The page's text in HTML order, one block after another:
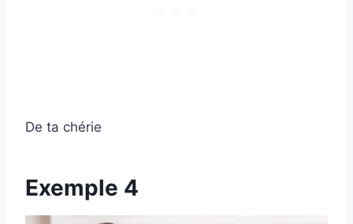
De ta chérie
Exemple 4